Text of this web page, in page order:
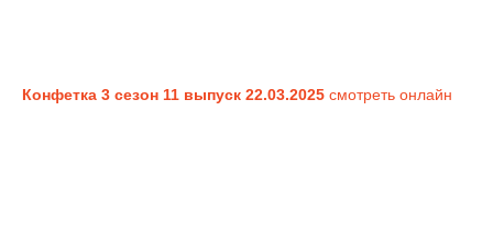
Конфетка 3 сезон 11 выпуск 22.03.2025 смотреть онлайн